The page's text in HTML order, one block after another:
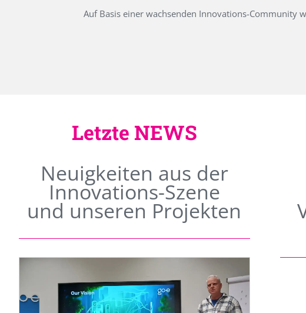
Auf Basis einer wachsenden Innovations-
Letzte NEWS
Neuigkeiten aus der
Innovations-Szene
und unseren Projekten